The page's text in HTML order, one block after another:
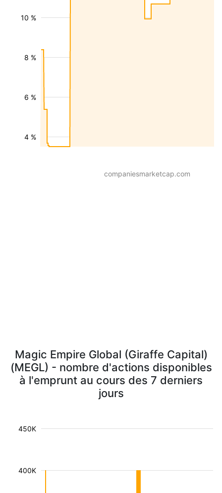
4 %
6 %
8 %
10 %
companiesmarketcap.com
Magic Empire Global (Giraffe Capital)
(MEGL) - nombre d'actions disponibles
à l'emprunt au cours des 7 derniers
jours
400K
450K